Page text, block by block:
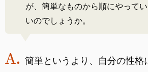
が、簡単なものから順にやって
いのでしょうか。
簡単というより、自分の性格